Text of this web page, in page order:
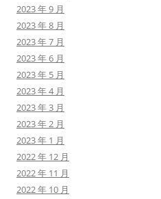
2023 年 9 月
2023 年 8 月
2023 年 7 月
2023 年 6 月
2023 年 5 月
2023 年 4 月
2023 年 3 月
2023 年 2 月
2023 年 1 月
2022 年 12 月
2022 年 11 月
2022 年 10 月